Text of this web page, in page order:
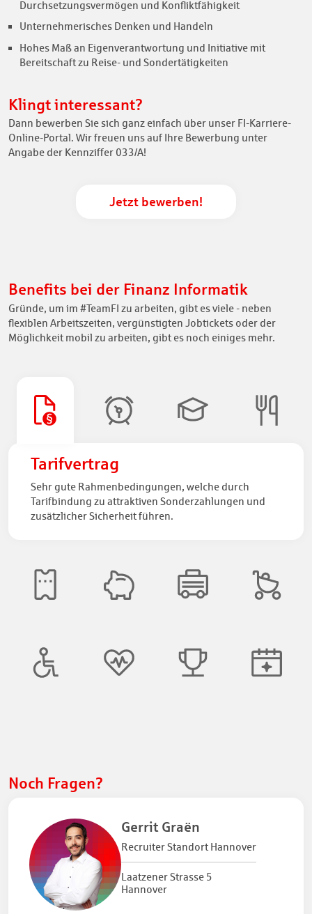
Durchsetzungsvermögen und Konfliktfähigkeit
Unternehmerisches Denken und Handeln
Hohes Maß an Eigenverantwortung und Initiative mit
Bereitschaft zu Reise- und Sondertätigkeiten
Klingt interessant?
Dann bewerben Sie sich ganz einfach über unser FI-Karriere-
Online-Portal. Wir freuen uns auf Ihre Bewerbung unter
Angabe der Kennziffer 033/A!
Jetzt bewerben!
Benefits bei der Finanz Informatik
Gründe, um im #TeamFI zu arbeiten, gibt es viele - neben
flexiblen Arbeitszeiten, vergünstigten Jobtickets oder der
Möglichkeit mobil zu arbeiten, gibt es noch einiges mehr.
Tarifvertrag
Sehr gute Rahmenbedingungen, welche durch
Tarifbindung zu attraktiven Sonderzahlungen und
zusätzlicher Sicherheit führen.
Noch Fragen?
Gerrit Graën
Recruiter Standort Hannover
Laatzener Strasse 5
Hannover